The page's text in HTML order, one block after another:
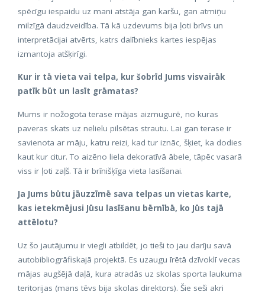
spēcīgu iespaidu uz mani atstāja gan karšu, gan atmiņu
milzīgā daudzveidība. Tā kā uzdevums bija ļoti brīvs un
interpretācijai atvērts, katrs dalībnieks kartes iespējas
izmantoja atšķirīgi.
Kur ir tā vieta vai telpa, kur šobrīd Jums visvairāk
patīk būt un lasīt grāmatas?
Mums ir nožogota terase mājas aizmugurē, no kuras
paveras skats uz nelielu pilsētas strautu. Lai gan terase ir
savienota ar māju, katru reizi, kad tur iznāc, šķiet, ka dodies
kaut kur citur. To aizēno liela dekoratīvā ābele, tāpēc vasarā
viss ir ļoti zaļš. Tā ir brīnišķīga vieta lasīšanai.
Ja Jums būtu jāuzzīmē sava telpas un vietas karte,
kas ietekmējusi Jūsu lasīšanu bērnībā, ko Jūs tajā
attēlotu?
Uz šo jautājumu ir viegli atbildēt, jo tieši to jau darīju savā
autobibliogrāfiskajā projektā. Es uzaugu īrētā dzīvoklī vecas
mājas augšējā daļā, kura atradās uz skolas sporta laukuma
teritorijas (mans tēvs bija skolas direktors). Šie seši akri